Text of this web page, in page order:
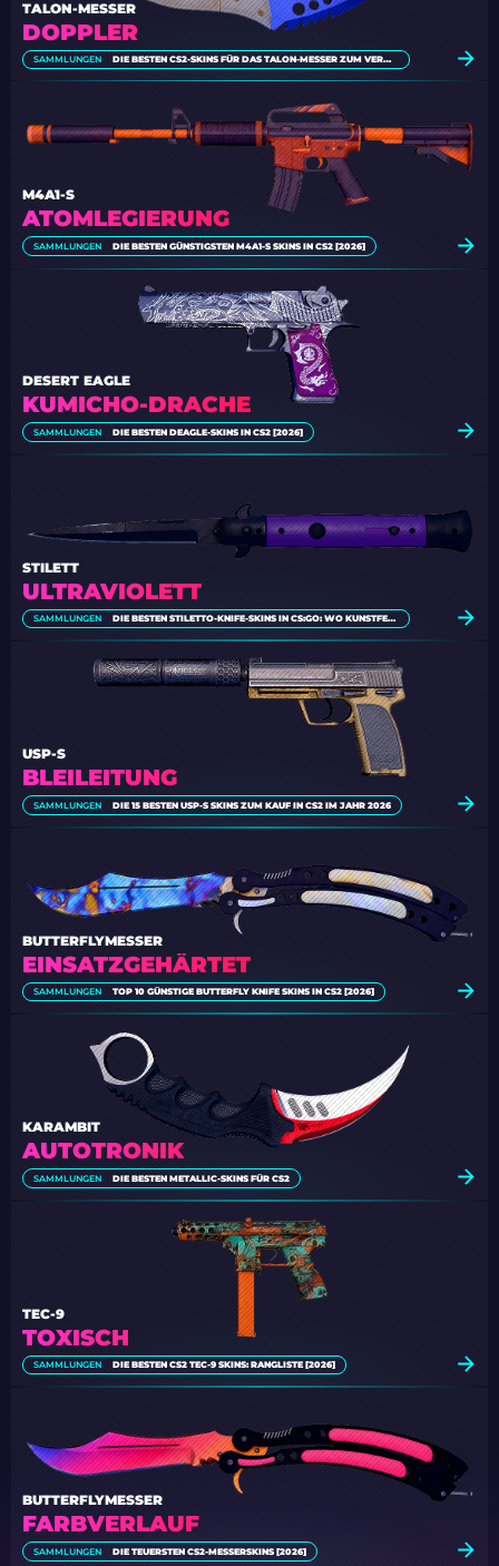
DOPPLER
TALON-MESSER
SAMMLUNGEN DIE BESTEN CS2-SKINS FÜR DAS TALON-MESSER ZUM VERWENDEN [2026]
ATOMLEGIERUNG
M4A1-S
SAMMLUNGEN DIE BESTEN GÜNSTIGSTEN M4A1-S SKINS IN CS2 [2026]
KUMICHO-DRACHE
DESERT EAGLE
SAMMLUNGEN DIE BESTEN DEAGLE-SKINS IN CS2 [2026]
ULTRAVIOLETT
STILETT
SAMMLUNGEN DIE BESTEN STILETTO-KNIFE-SKINS IN CS:GO: WO KUNSTFERTIGKEIT AUF LETHALITÄT TRIFFT
BLEILEITUNG
USP-S
SAMMLUNGEN DIE 15 BESTEN USP-S SKINS ZUM KAUF IN CS2 IM JAHR 2026
EINSATZGEHÄRTET
BUTTERFLYMESSER
SAMMLUNGEN TOP 10 GÜNSTIGE BUTTERFLY KNIFE SKINS IN CS2 [2026]
AUTOTRONIK
KARAMBIT
SAMMLUNGEN DIE BESTEN METALLIC-SKINS FÜR CS2
TOXISCH
TEC-9
SAMMLUNGEN DIE BESTEN CS2 TEC-9 SKINS: RANGLISTE [2026]
FARBVERLAUF
BUTTERFLYMESSER
SAMMLUNGEN DIE TEUERSTEN CS2-MESSERSKINS [2026]